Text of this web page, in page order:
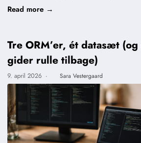
Read more →
Tre ORM’er, ét datasæt
gider rulle tilbage)
9. april 2026 · Sara Vestergaard